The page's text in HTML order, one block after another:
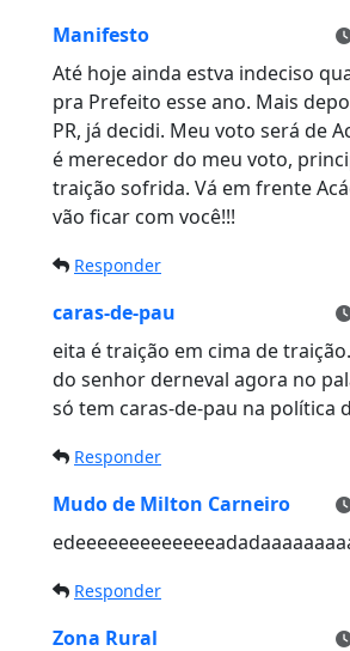
Manifesto
Até hoje ainda estva indeciso
pra Prefeito esse ano. Mais
PR, já decidi. Meu voto será de
é merecedor do meu voto,
traição sofrida. Vá em frente
vão ficar com você!!!
Responder
caras-de-pau
eita é traição em cima de
do senhor derneval agora no
só tem caras-de-pau na política
Responder
Mudo de Milton Carneiro
Responder
Zona Rural